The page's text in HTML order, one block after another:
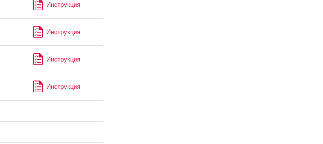
Инструкция
Инструкция
Инструкция
Инструкция